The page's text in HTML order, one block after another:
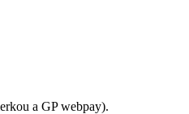
a GP webpay).